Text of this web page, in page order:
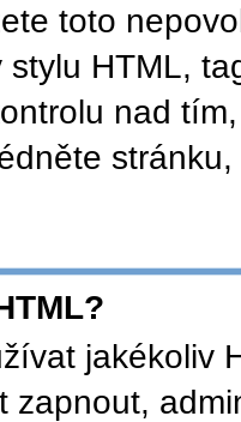
toto
HTML,
nad
jakékoliv
zapnout,